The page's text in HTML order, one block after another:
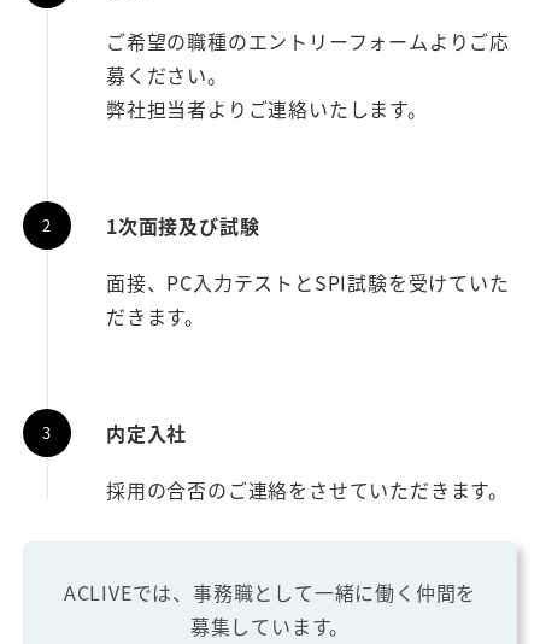
ご希望の職種のエントリーフォームよりご応
募ください。
弊社担当者よりご連絡いたします。
1次面接及び試験
面接、PC入力テストとSPI試験を受けていた
だきます。
内定入社
採用の合否のご連絡をさせていただきます。
ACLIVEでは、事務職として一緒に働く仲間を
募集しています。